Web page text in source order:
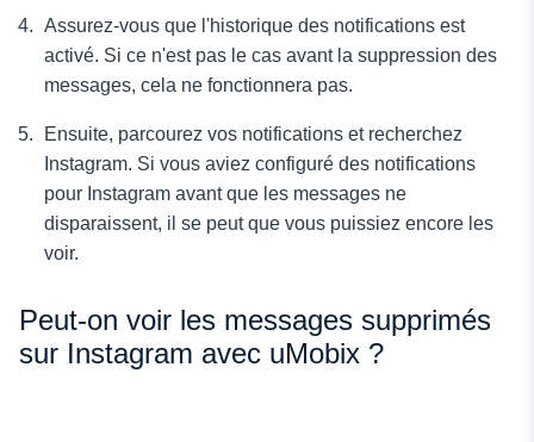
Assurez-vous que l'historique des notifications est
activé. Si ce n'est pas le cas avant la suppression des
messages, cela ne fonctionnera pas.
Ensuite, parcourez vos notifications et recherchez
Instagram. Si vous aviez configuré des notifications
pour Instagram avant que les messages ne
disparaissent, il se peut que vous puissiez encore les
voir.
Peut-on voir les messages supprimés
sur Instagram avec uMobix ?